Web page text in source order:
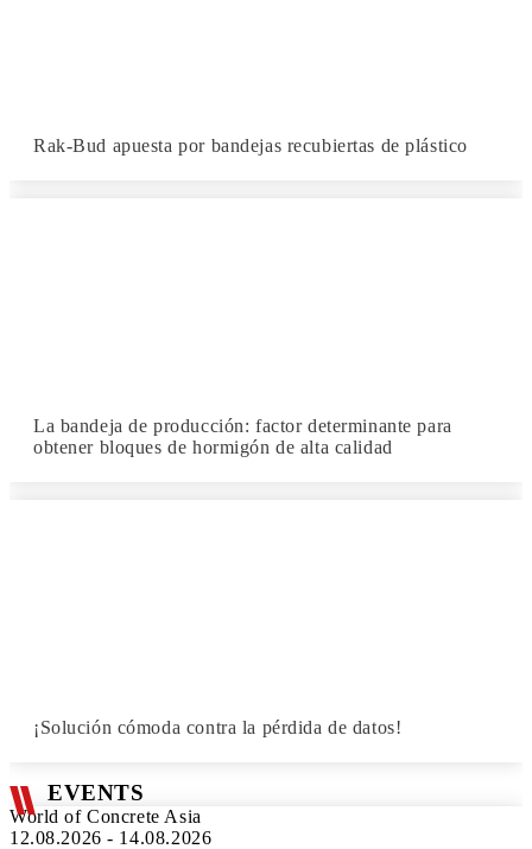
Rak-Bud apuesta por bandejas recubiertas de plástico
La bandeja de producción: factor determinante para
obtener bloques de hormigón de alta calidad
¡Solución cómoda contra la pérdida de datos!
EVENTS
World of Concrete Asia
12.08.2026 - 14.08.2026